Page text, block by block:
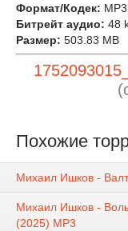
Формат/Кодек: МР3
Битрейт аудио: 48
Размер: 503.83 MB
Похожие
Михаил Ишков -
Михаил Ишков -
(2025) МР3